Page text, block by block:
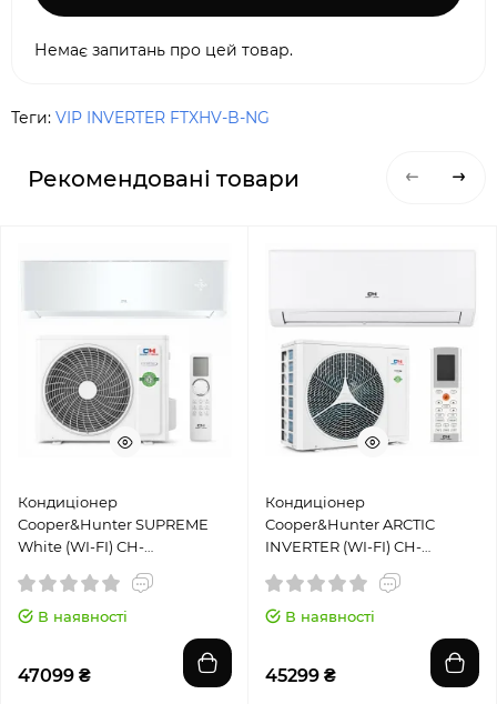
Немає запитань про цей товар.
Теги: VIP INVERTER FTXHV-B-NG
Рекомендовані товари
Кондиціонер
Cooper&Hunter SUPREME
White (WI-FI) CH-
В наявності
47099 ₴
Кондиціонер
Cooper&Hunter ARCTIC
INVERTER (WI-FI) CH-
В наявності
45299 ₴